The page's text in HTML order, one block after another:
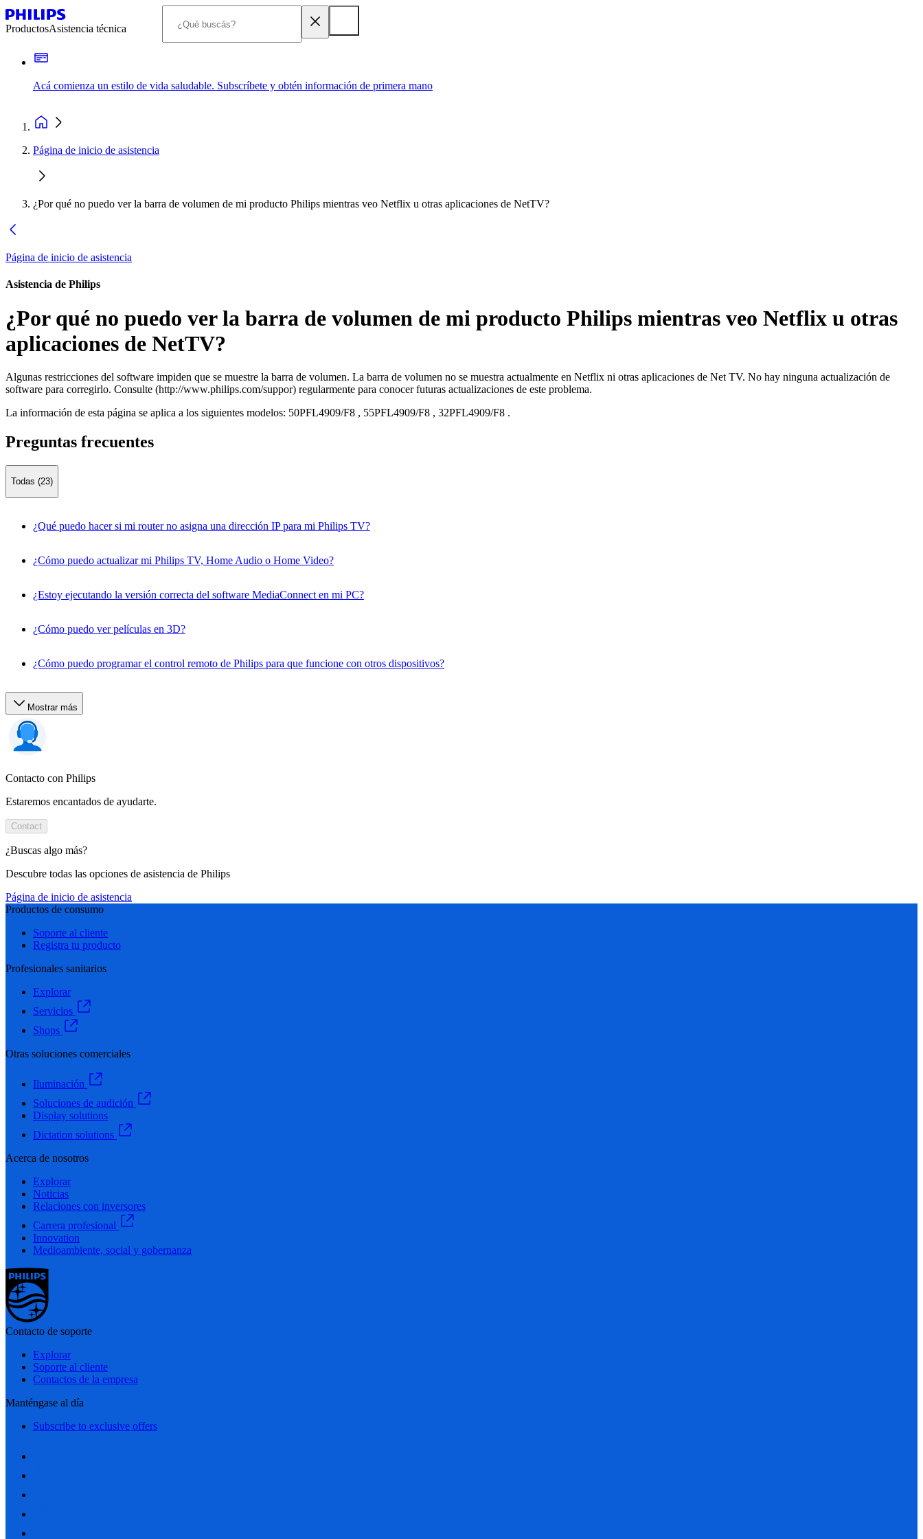
ProductosAsistencia técnica
Acá comienza un estilo de vida saludable. Subscríbete y obtén información de primera mano
Página de inicio de asistencia
¿Por qué no puedo ver la barra de volumen de mi producto Philips mientras veo Netflix u otras aplicaciones de NetTV?
Página de inicio de asistencia
Asistencia de Philips
¿Por qué no puedo ver la barra de volumen de mi producto Philips mientras veo Netflix u otras
aplicaciones de NetTV?
Algunas restricciones del software impiden que se muestre la barra de volumen. La barra de volumen no se muestra actualmente en Netflix ni otras aplicaciones de Net TV. No hay ninguna actualización de
software para corregirlo. Consulte (http://www.philips.com/suppor) regularmente para conocer futuras actualizaciones de este problema.
La información de esta página se aplica a los siguientes modelos: 50PFL4909/F8 , 55PFL4909/F8 , 32PFL4909/F8 .
Preguntas frecuentes
Todas (23)
¿Qué puedo hacer si mi router no asigna una dirección IP para mi Philips TV?
¿Cómo puedo actualizar mi Philips TV, Home Audio o Home Video?
¿Estoy ejecutando la versión correcta del software MediaConnect en mi PC?
¿Cómo puedo ver películas en 3D?
¿Cómo puedo programar el control remoto de Philips para que funcione con otros dispositivos?
Mostrar más
Contacto con Philips
Estaremos encantados de ayudarte.
Contact
¿Buscas algo más?
Descubre todas las opciones de asistencia de Philips
Página de inicio de asistencia
Productos de consumo
Soporte al cliente
Registra tu producto
Profesionales sanitarios
Explorar
Servicios
Shops
Otras soluciones comerciales
Iluminación
Soluciones de audición
Display solutions
Dictation solutions
Acerca de nosotros
Explorar
Noticias
Relaciones con inversores
Carrera profesional
Innovation
Medioambiente, social y gobernanza
Contacto de soporte
Explorar
Soporte al cliente
Contactos de la empresa
Manténgase al día
Subscribe to exclusive offers